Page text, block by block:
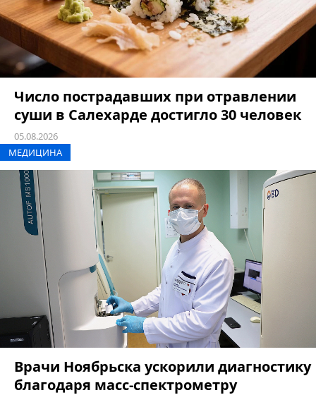
Число пострадавших при отравлении
суши в Салехарде достигло 30 человек
05.08.2026
МЕДИЦИНА
Врачи Ноябрьска ускорили диагностику
благодаря масс-спектрометру